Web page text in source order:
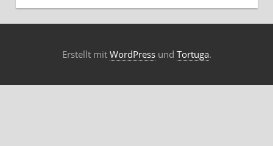
Erstellt mit WordPressund Tortuga.